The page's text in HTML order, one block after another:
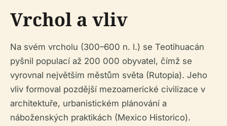
Vrchol a vliv
Na svém vrcholu (300–600 n. l.) se Teotihuacán
pyšnil populací až 200 000 obyvatel, čímž se
vyrovnal největším městům světa (Rutopia). Jeho
vliv formoval pozdější mezoamerické civilizace v
architektuře, urbanistickém plánování a
náboženských praktikách (Mexico Historico).